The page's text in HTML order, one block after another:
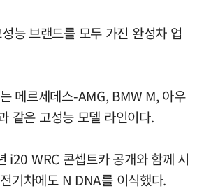
능 브랜드를 모두 가진 완성차 업
메르세데스-AMG, BMW M, 아우
같은 고성능 모델 라인이다.
i20 WRC 콘셉트카 공개와 함께 시
기차에도 N DNA를 이식했다.